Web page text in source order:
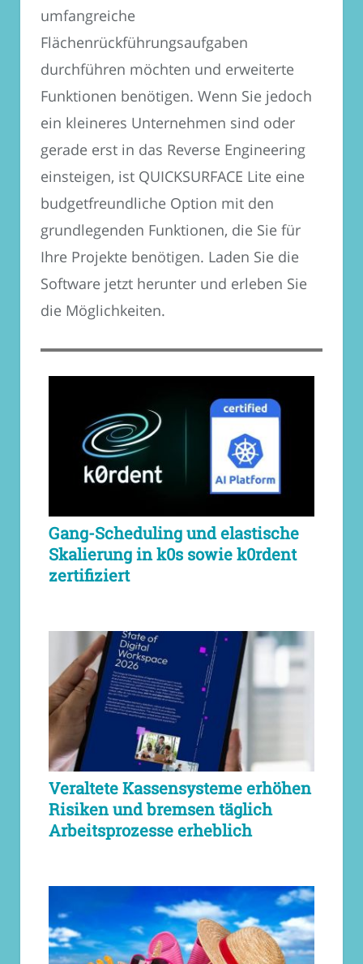
umfangreiche
Flächenrückführungsaufgaben
durchführen möchten und erweiterte
Funktionen benötigen. Wenn Sie jedoch
ein kleineres Unternehmen sind oder
gerade erst in das Reverse Engineering
einsteigen, ist QUICKSURFACE Lite eine
budgetfreundliche Option mit den
grundlegenden Funktionen, die Sie für
Ihre Projekte benötigen. Laden Sie die
Software jetzt herunter und erleben Sie
die Möglichkeiten.
Gang-Scheduling und elastische
Skalierung in k0s sowie k0rdent
zertifiziert
Veraltete Kassensysteme erhöhen
Risiken und bremsen täglich
Arbeitsprozesse erheblich